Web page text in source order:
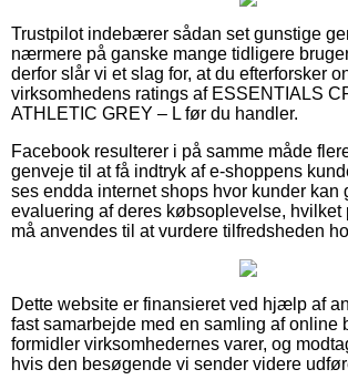
Trustpilot indebærer sådan set gunstige
nærmere på ganske mange tidligere
derfor slår vi et slag for, at du efterforsker
virksomhedens ratings af ESSENTIALS
ATHLETIC GREY – L før du handler.
Facebook resulterer i på samme måde
genveje til at få indtryk af e-shoppens
ses endda internet shops hvor kunder kan
evaluering af deres købsoplevelse, hvilket
må anvendes til at vurdere tilfredsheden
Dette website er finansieret ved hjælp af
fast samarbejde med en samling af online
formidler virksomhedernes varer, og
hvis den besøgende vi sender videre